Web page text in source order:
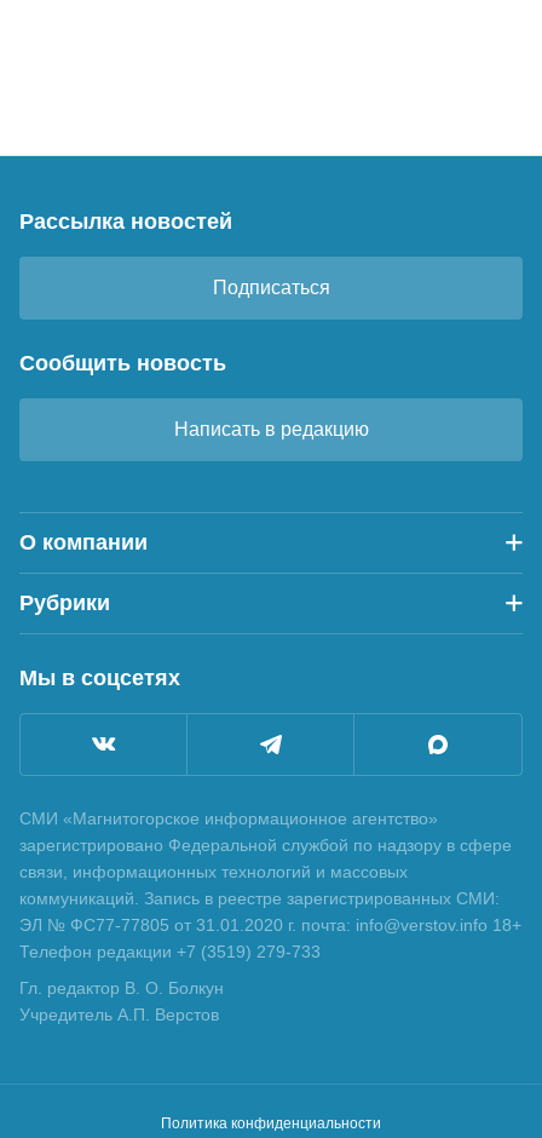
Рассылка новостей
Подписаться
Сообщить новость
Написать в редакцию
О компании
Рубрики
Мы в соцсетях
СМИ «Магнитогорское информационное агентство»
зарегистрировано Федеральной службой по надзору в сфере
связи, информационных технологий и массовых
коммуникаций. Запись в реестре зарегистрированных СМИ:
ЭЛ № ФС77-77805 от 31.01.2020 г. почта: info@verstov.info 18+
Телефон редакции +7 (3519) 279-733
Гл. редактор В. О. Болкун
Учредитель А.П. Верстов
Политика конфиденциальности